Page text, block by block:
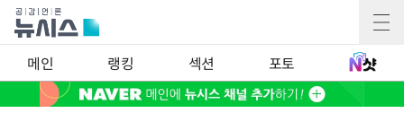
메인 랭킹 섹션 포토